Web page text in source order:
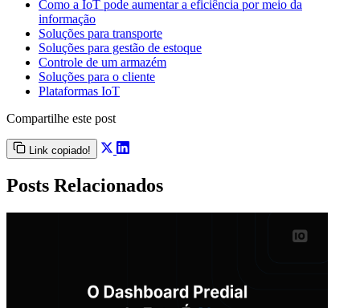
Como a IoT pode aumentar a eficiência por meio da
informação
Soluções para transporte
Soluções para gestão de estoque
Controle de um armazém
Soluções para o cliente
Plataformas IoT
Compartilhe este post
Link copiado!
Posts Relacionados